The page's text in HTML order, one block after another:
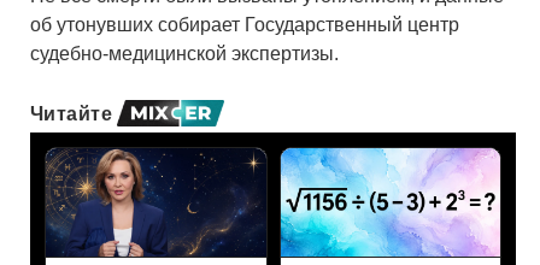
об утонувших собирает Государственный центр
судебно-медицинской экспертизы.
Читайте